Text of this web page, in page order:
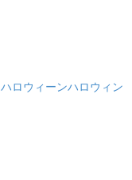
ハロウィーンハロウィン